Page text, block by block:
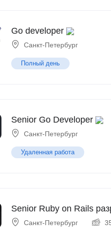
Go developer
Санкт-Петербург
Полный день
Senior Go Developer
Санкт-Петербург
Удаленная работа
Senior Ruby on Rails
Санкт-Петербург